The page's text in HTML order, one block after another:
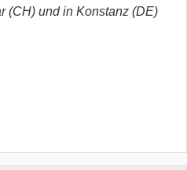
(CH) und in Konstanz (DE)